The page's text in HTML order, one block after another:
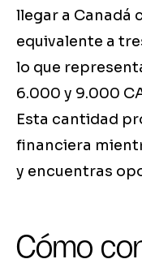
llegar a Canadá
equivalente a
lo que
6.000 y 9.000
Esta cantidad
financiera
y encuentras
Cómo